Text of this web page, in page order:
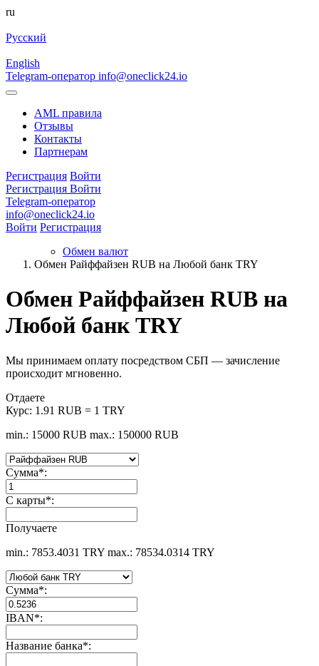
ru
Русский
English
Telegram-оператор info@oneclick24.io
AML правила
Отзывы
Контакты
Партнерам
Регистрация Войти
Регистрация Войти
Telegram-оператор
info@oneclick24.io
Войти Регистрация
Обмен валют
Обмен Райффайзен RUB на Любой банк TRY
Обмен Райффайзен RUB на
Любой банк TRY
Мы принимаем оплату посредством СБП — зачисление
происходит мгновенно.
Отдаете
Курс: 1.91 RUB = 1 TRY
min.: 15000 RUB max.: 150000 RUB
Сумма*:
С карты*:
Получаете
min.: 7853.4031 TRY max.: 78534.0314 TRY
Сумма*:
IBAN*:
Название банка*: